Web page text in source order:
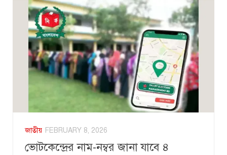
জাতীয় FEBRUARY 8, 2026
ভোটকেন্দ্রের নাম-নম্বর জানা যাবে ৪